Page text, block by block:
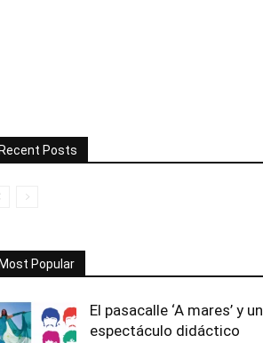
Posts
Popular
El pasacalle ‘A mares’ y un
espectáculo didáctico